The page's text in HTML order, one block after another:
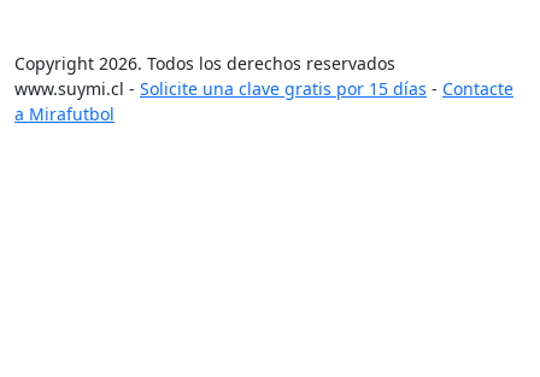
Copyright 2026. Todos los derechos reservados
www.suymi.cl - Solicite una clave gratis por 15 días - Contacte
a Mirafutbol